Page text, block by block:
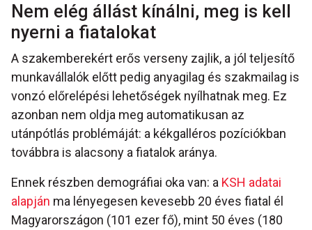
Nem elég állást kínálni, meg is kell
nyerni a fiatalokat
A szakemberekért erős verseny zajlik, a jól teljesítő
munkavállalók előtt pedig anyagilag és szakmailag is
vonzó előrelépési lehetőségek nyílhatnak meg. Ez
azonban nem oldja meg automatikusan az
utánpótlás problémáját: a kékgalléros pozíciókban
továbbra is alacsony a fiatalok aránya.
Ennek részben demográfiai oka van: a KSH adatai
alapján ma lényegesen kevesebb 20 éves fiatal él
Magyarországon (101 ezer fő), mint 50 éves (180